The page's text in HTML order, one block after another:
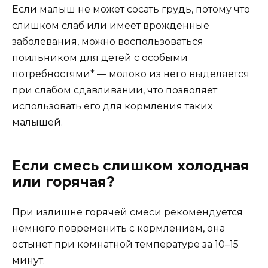
Если малыш не может сосать грудь, потому что
слишком слаб или имеет врожденные
заболевания, можно воспользоваться
поильником для детей с особыми
потребностями* — молоко из него выделяется
при слабом сдавливании, что позволяет
использовать его для кормления таких
малышей.
Если смесь слишком холодная
или горячая?
При излишне горячей смеси рекомендуется
немного повременить с кормлением, она
остынет при комнатной температуре за 10–15
минут.